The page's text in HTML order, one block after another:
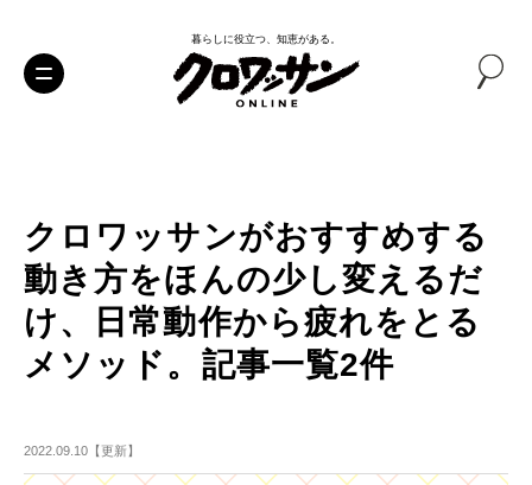
暮らしに役立つ、知恵がある。
クロワッサンがおすすめする
動き方をほんの少し変えるだ
け、日常動作から疲れをとる
メソッド。記事一覧2件
2022.09.10【更新】